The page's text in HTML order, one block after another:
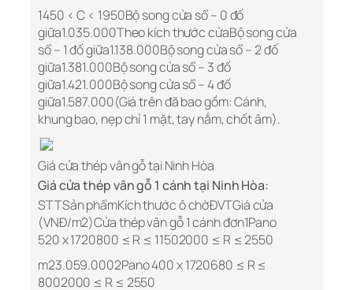
1450 < C < 1950Bộ song cửa sổ – 0 đố
giữa1.035.000Theo kích thước cửaBộ song cửa
sổ – 1 đố giữa1.138.000Bộ song cửa sổ – 2 đố
giữa1.381.000Bộ song cửa sổ – 3 đố
giữa1.421.000Bộ song cửa sổ – 4 đố
giữa1.587.000(Giá trên đã bao gồm: Cánh,
khung bao, nẹp chỉ 1 mặt, tay nắm, chốt âm).
Giá cửa thép vân gỗ tại Ninh Hòa
Giá cửa thép vân gỗ 1 cánh tại Ninh Hòa:
STTSản phẩmKích thước ô chờĐVTGiá cửa
(VNĐ/m2)Cửa thép vân gỗ 1 cánh đơn1Pano
520 x 1720800 ≤ R ≤ 11502000 ≤ R ≤ 2550
m23.059.0002Pano 400 x 1720680 ≤ R ≤
8002000 ≤ R ≤ 2550